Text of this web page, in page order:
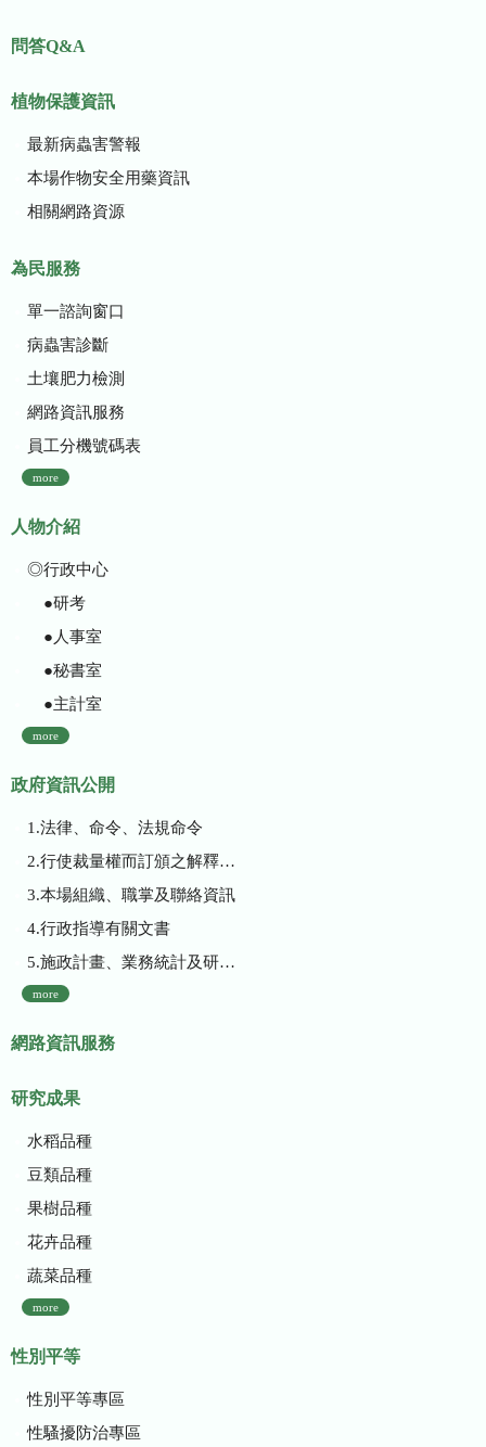
問答Q&A
植物保護資訊
最新病蟲害警報
本場作物安全用藥資訊
相關網路資源
為民服務
單一諮詢窗口
病蟲害診斷
土壤肥力檢測
網路資訊服務
員工分機號碼表
more
人物介紹
◎行政中心
●研考
●人事室
●秘書室
●主計室
more
政府資訊公開
1.法律、命令、法規命令
2.行使裁量權而訂頒之解釋性規定及裁量基準
3.本場組織、職掌及聯絡資訊
4.行政指導有關文書
5.施政計畫、業務統計及研究報告
more
網路資訊服務
研究成果
水稻品種
豆類品種
果樹品種
花卉品種
蔬菜品種
more
性別平等
性別平等專區
性騷擾防治專區